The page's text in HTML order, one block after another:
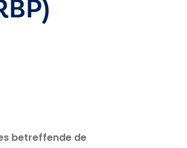
betreffende de